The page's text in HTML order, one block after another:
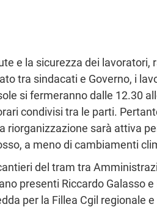
e la sicurezza dei lavoratori,
tra sindacati e Governo, i
si fermeranno dalle 12.30
condivisi tra le parti.
riorganizzazione sarà attiva
a meno di cambiamenti
del tram tra
presenti Riccardo Galasso
per la Fillea Cgil regionale